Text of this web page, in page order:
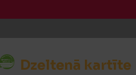
Dzeltenā kartīte